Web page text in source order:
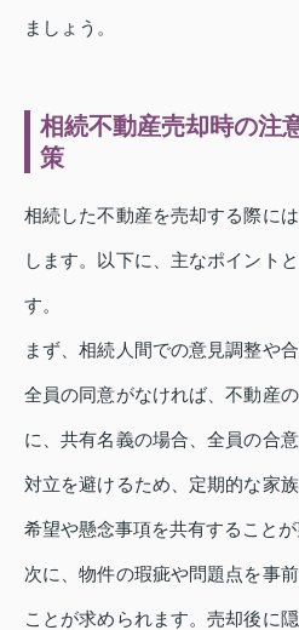
ましょう。
相続不動産売却時の注
策
相続した不動産を売却する際に
します。以下に、主なポイント
す。
まず、相続人間での意見調整や
全員の同意がなければ、不動産
に、共有名義の場合、全員の合
対立を避けるため、定期的な家
希望や懸念事項を共有することが
次に、物件の瑕疵や問題点を事
ことが求められます。売却後に